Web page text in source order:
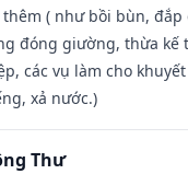
( như bồi bùn, đắp
đóng giường, thừa kế
các vụ làm cho
xả nước.)
Thư